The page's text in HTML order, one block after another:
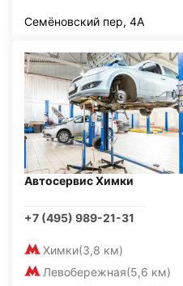
Семёновский пер, 4А
Автосервис Химки
+7 (495) 989-21-31
Химки(3,8 км)
Левобережная(5,6 км)